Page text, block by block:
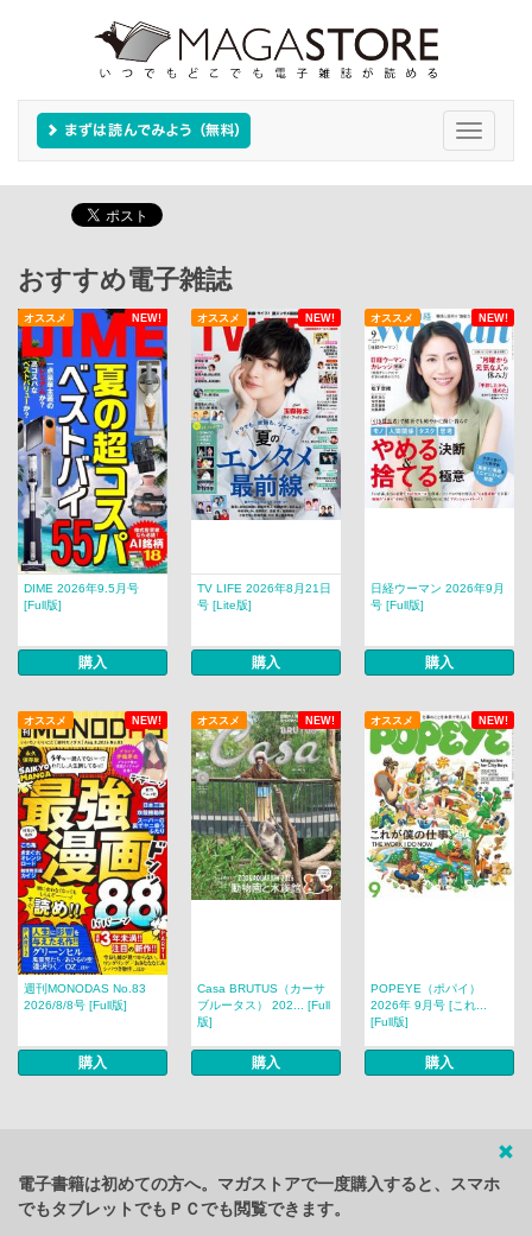
Toggle
おすすめ電子雑誌
NEW!
オススメ NEW!
オススメ NEW!
オススメ
DIME 2026年9.5月号
[Full版]
購入
TV LIFE 2026年8月21日
号 [Lite版]
購入
日経ウーマン 2026年9月
号 [Full版]
購入
NEW!
オススメ NEW!
オススメ NEW!
オススメ
週刊MONODAS No.83
2026/8/8号 [Full版]
購入
Casa BRUTUS（カーサ
ブルータス） 202... [Full
版]
購入
POPEYE（ポパイ）
2026年 9月号 [これ...
[Full版]
購入
電子書籍は初めての方へ。マガストアで一度購入すると、スマホ
でもタブレットでもＰＣでも閲覧できます。